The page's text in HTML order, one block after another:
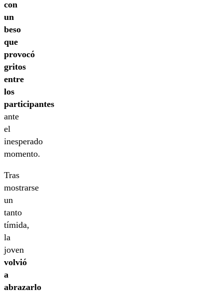
con
un
beso
que
provocó
gritos
entre
los
participantes
ante
el
inesperado
momento.
Tras
mostrarse
un
tanto
tímida,
la
joven
volvió
a
abrazarlo